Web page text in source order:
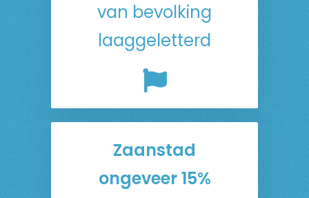
van bevolking
laaggeletterd
Zaanstad
ongeveer 15%